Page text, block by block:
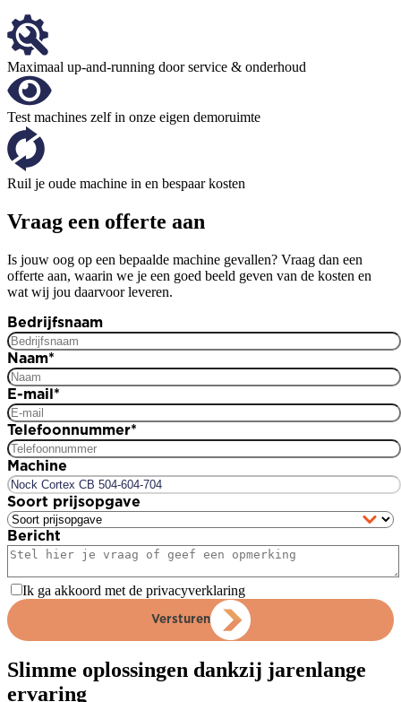
Maximaal up-and-running door service & onderhoud
Test machines zelf in onze eigen demoruimte
Ruil je oude machine in en bespaar kosten
Vraag een offerte aan
Is jouw oog op een bepaalde machine gevallen? Vraag dan een
offerte aan, waarin we je een goed beeld geven van de kosten en
wat wij jou daarvoor leveren.
Bedrijfsnaam
Naam*
E-mail*
Telefoonnummer*
Machine
Soort prijsopgave
Bericht
Ik ga akkoord met de privacyverklaring
Versturen
Slimme oplossingen dankzij jarenlange
ervaring